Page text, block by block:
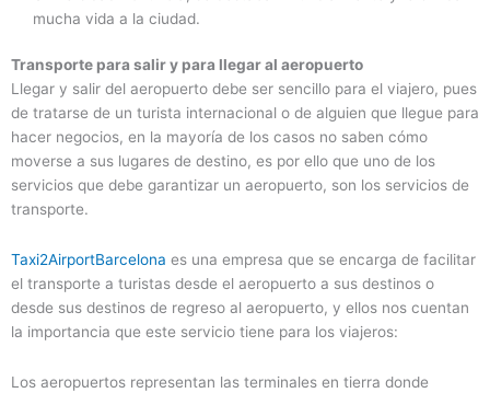
mucha vida a la ciudad.
Transporte para salir y para llegar al aeropuerto
Llegar y salir del aeropuerto debe ser sencillo para el viajero, pues
de tratarse de un turista internacional o de alguien que llegue para
hacer negocios, en la mayoría de los casos no saben cómo
moverse a sus lugares de destino, es por ello que uno de los
servicios que debe garantizar un aeropuerto, son los servicios de
transporte.
Taxi2AirportBarcelona es una empresa que se encarga de facilitar
el transporte a turistas desde el aeropuerto a sus destinos o
desde sus destinos de regreso al aeropuerto, y ellos nos cuentan
la importancia que este servicio tiene para los viajeros:
Los aeropuertos representan las terminales en tierra donde